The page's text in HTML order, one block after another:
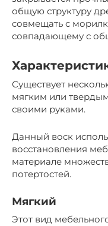
общую структуру
совмещать с
совпадающему с
Существует
мягким или
своими руками.
Данный воск
восстановления
материале
потертостей.
Мягкий
Этот вид